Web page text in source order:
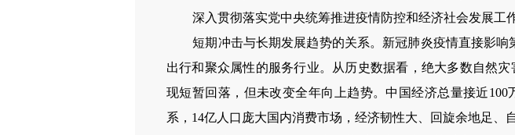
深入贯彻落实党中央统筹推进疫情防控和经济社会发展工
短期冲击与长期发展趋势的关系。新冠肺炎疫情直接影响
出行和聚众属性的服务行业。从历史数据看，绝大多数自然
现短暂回落，但未改变全年向上趋势。中国经济总量接近
系，14亿人口庞大国内消费市场，经济韧性大、回旋余地足、